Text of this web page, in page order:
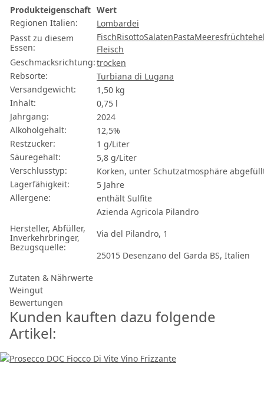
Produkteigenschaft Wert
Regionen Italien:
Lombardei
Passt zu diesem
Essen:
FischRisottoSalatenPastaMeeresfrüchte
Fleisch
Geschmacksrichtung:trocken
Rebsorte:
Turbiana di Lugana
Versandgewicht:
1,50 kg
Inhalt:
0,75 l
Jahrgang:
2024
Alkoholgehalt:
12,5%
Restzucker:
1 g/Liter
Säuregehalt:
5,8 g/Liter
Verschlusstyp:
Korken, unter Schutzatmosphäre
Lagerfähigkeit:
5 Jahre
Allergene:
enthält Sulfite
Hersteller, Abfüller,
Inverkehrbringer,
Bezugsquelle:
Azienda Agricola Pilandro
Via del Pilandro, 1
25015 Desenzano del Garda BS, Italien
Zutaten & Nährwerte
Weingut
Bewertungen
Kunden kauften dazu folgende
Artikel: